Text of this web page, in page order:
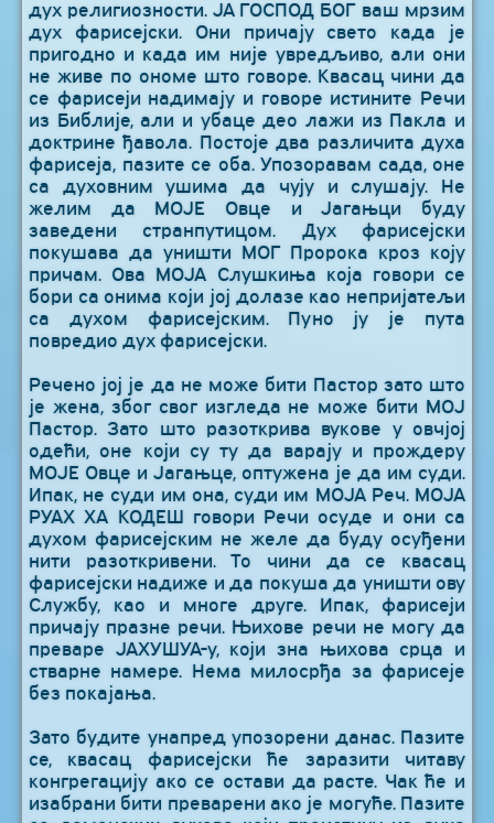
дух религиозности. ЈА ГОСПОД БОГ ваш мрзим
дух фарисејски. Они причају свето када је
пригодно и када им није увредљиво, али они
не живе по ономе што говоре. Квасац чини да
се фарисеји надимају и говоре истините Речи
из Библије, али и убаце део лажи из Пакла и
доктрине ђавола. Постоје два различита духа
фарисеја, пазите се оба. Упозоравам сада, оне
са духовним ушима да чују и слушају. Не
желим да МОЈЕ Овце и Јагањци буду
заведени странпутицом. Дух фарисејски
покушава да уништи МОГ Пророка кроз коју
причам. Ова МОЈА Слушкиња која говори се
бори са онима који јој долазе као непријатељи
са духом фарисејским. Пуно ју је пута
повредио дух фарисејски.
Речено јој је да не може бити Пастор зато што
је жена, због свог изгледа не може бити МОЈ
Пастор. Зато што разоткрива вукове у овчјој
одећи, оне који су ту да варају и прождеру
МОЈЕ Овце и Јагањце, оптужена је да им суди.
Ипак, не суди им она, суди им МОЈА Реч. МОЈА
РУАХ ХА КОДЕШ говори Речи осуде и они са
духом фарисејским не желе да буду осуђени
нити разоткривени. То чини да се квасац
фарисејски надиже и да покуша да уништи ову
Службу, као и многе друге. Ипак, фарисеји
причају празне речи. Њихове речи не могу да
преваре ЈАХУШУА-у, који зна њихова срца и
стварне намере. Нема милосрђа за фарисеје
без покајања.
Зато будите унапред упозорени данас. Пазите
се, квасац фарисејски ће заразити читаву
конгрегацију ако се остави да расте. Чак ће и
изабрани бити преварени ако је могуће. Пазите